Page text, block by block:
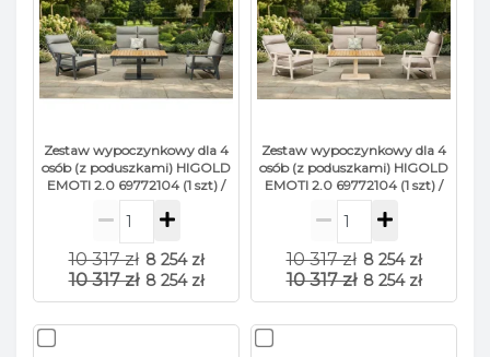
Zestaw wypoczynkowy dla 4
osób (z poduszkami) HIGOLD
EMOTI 2.0 69772104 (1 szt) /
69772003 (2 szt) / 684187 (1
szt) / ANTHRACITE
10 317 zł 8 254 zł
10 317 zł 8 254 zł
Zestaw wypoczynkowy dla 4
osób (z poduszkami) HIGOLD
EMOTI 2.0 69772104 (1 szt) /
69772003 (2 szt) / 684187 (1
szt) / TAUPE
10 317 zł 8 254 zł
10 317 zł 8 254 zł